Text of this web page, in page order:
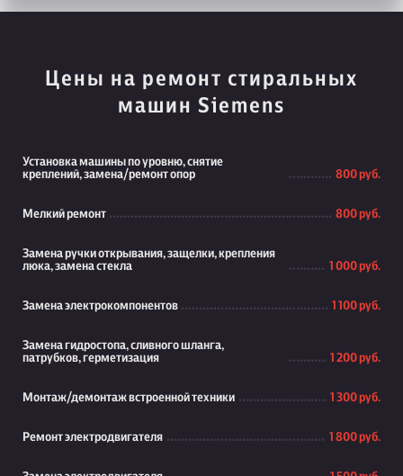
Цены на ремонт стиральных
машин Siemens
Установка машины по уровню, снятие
креплений, замена/ремонт опор
800 руб.
Мелкий ремонт 800 руб.
Замена ручки открывания, защелки, крепления
люка, замена стекла
1 000 руб.
Замена электрокомпонентов 1 100 руб.
Замена гидростопа, сливного шланга,
патрубков, герметизация
1 200 руб.
Монтаж/демонтаж встроенной техники 1 300 руб.
Ремонт электродвигателя 1 800 руб.